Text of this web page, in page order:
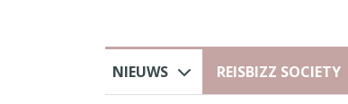
NIEUWS REISBIZZ SOCIETY